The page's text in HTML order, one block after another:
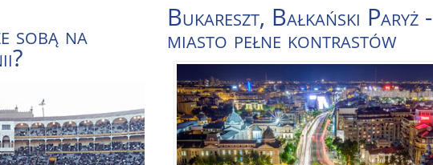
sobą na
Bukareszt, Bałkański Paryż -
miasto pełne kontrastów